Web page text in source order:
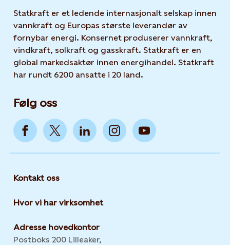
Statkraft er et ledende internasjonalt selskap innen
vannkraft og Europas største leverandør av
fornybar energi. Konsernet produserer vannkraft,
vindkraft, solkraft og gasskraft. Statkraft er en
global markedsaktør innen energihandel. Statkraft
har rundt 6200 ansatte i 20 land.
Følg oss
Kontakt oss
Hvor vi har virksomhet
Adresse hovedkontor
Postboks 200 Lilleaker,